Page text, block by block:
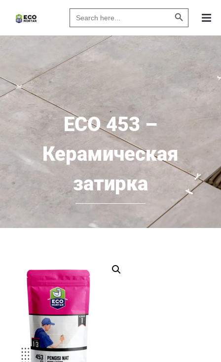
Search
for:
Search
ECO 453 –
Керамическая
затирка